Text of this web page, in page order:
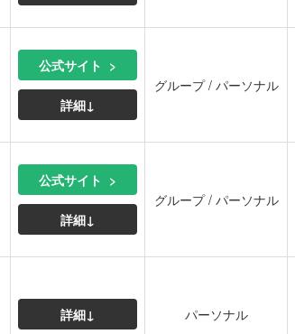
公式サイト
詳細↓
グループ / パーソナル
公式サイト
詳細↓
グループ / パーソナル
詳細↓ パーソナル